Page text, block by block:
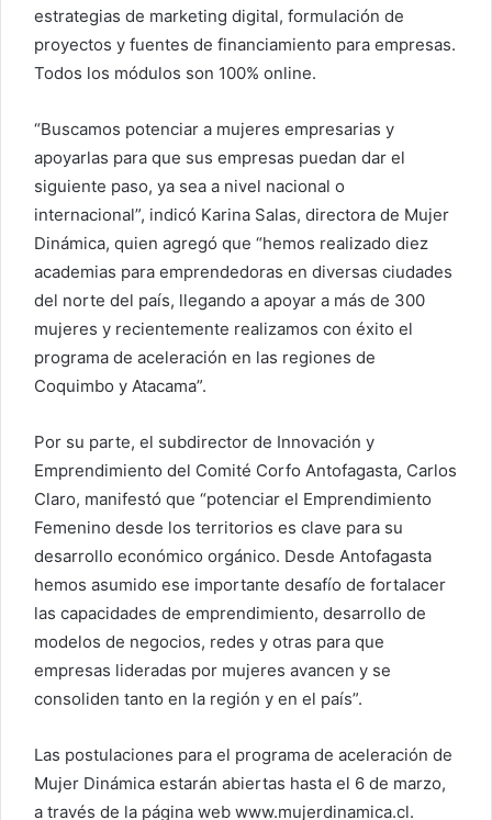
estrategias de marketing digital, formulación de
proyectos y fuentes de financiamiento para empresas.
Todos los módulos son 100% online.
“Buscamos potenciar a mujeres empresarias y
apoyarlas para que sus empresas puedan dar el
siguiente paso, ya sea a nivel nacional o
internacional”, indicó Karina Salas, directora de Mujer
Dinámica, quien agregó que “hemos realizado diez
academias para emprendedoras en diversas ciudades
del norte del país, llegando a apoyar a más de 300
mujeres y recientemente realizamos con éxito el
programa de aceleración en las regiones de
Coquimbo y Atacama”.
Por su parte, el subdirector de Innovación y
Emprendimiento del Comité Corfo Antofagasta, Carlos
Claro, manifestó que “potenciar el Emprendimiento
Femenino desde los territorios es clave para su
desarrollo económico orgánico. Desde Antofagasta
hemos asumido ese importante desafío de fortalacer
las capacidades de emprendimiento, desarrollo de
modelos de negocios, redes y otras para que
empresas lideradas por mujeres avancen y se
consoliden tanto en la región y en el país”.
Las postulaciones para el programa de aceleración de
Mujer Dinámica estarán abiertas hasta el 6 de marzo,
a través de la página web www.mujerdinamica.cl.